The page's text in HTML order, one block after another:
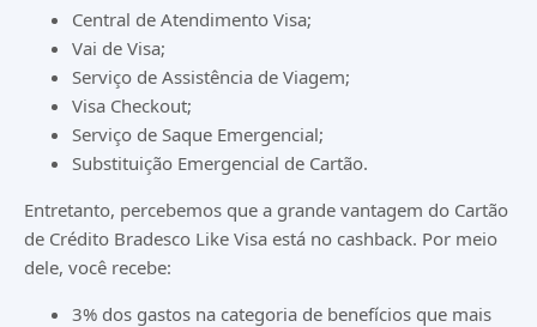
Central de Atendimento Visa;
Vai de Visa;
Serviço de Assistência de Viagem;
Visa Checkout;
Serviço de Saque Emergencial;
Substituição Emergencial de Cartão.
Entretanto, percebemos que a grande vantagem do Cartão
de Crédito Bradesco Like Visa está no cashback. Por meio
dele, você recebe:
3% dos gastos na categoria de benefícios que mais